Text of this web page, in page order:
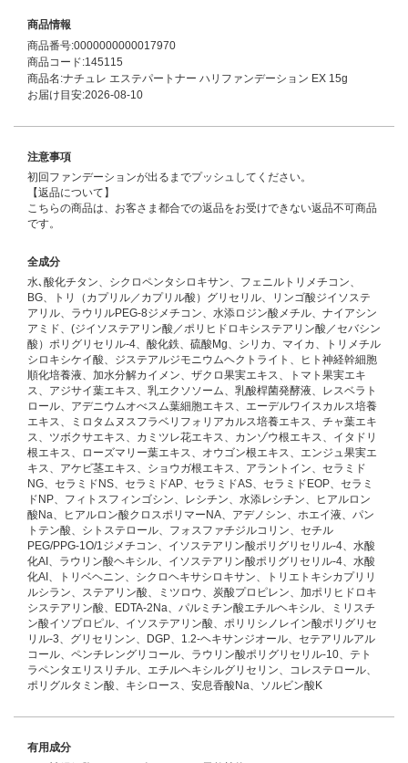
商品情報
商品番号:0000000000017970
商品コード:145115
商品名:ナチュレ エステパートナー ハリファンデーション EX 15g
お届け目安:2026-08-10
注意事項
初回ファンデーションが出るまでプッシュしてください。
【返品について】
こちらの商品は、お客さま都合での返品をお受けできない返品不可商品
です。
全成分
水､酸化チタン、シクロペンタシロキサン、フェニルトリメチコン、
BG、トリ（カプリル／カプリル酸）グリセリル、リンゴ酸ジイソステ
アリル、ラウリルPEG-8ジメチコン、水添ロジン酸メチル、ナイアシン
アミド、(ジイソステアリン酸／ポリヒドロキシステアリン酸／セバシン
酸）ポリグリセリル-4、酸化鉄、硫酸Mg、シリカ、マイカ、トリメチル
シロキシケイ酸、ジステアルジモニウムヘクトライト、ヒト神経幹細胞
順化培養液、加水分解カイメン、ザクロ果実エキス、トマト果実エキ
ス、アジサイ葉エキス、乳エクソソーム、乳酸桿菌発酵液、レスベラト
ロール、アデニウムオべスム葉細胞エキス、エーデルワイスカルス培養
エキス、ミロタムヌスフラベリフォリアカルス培養エキス、チャ葉エキ
ス、ツボクサエキス、カミツレ花エキス、カンゾウ根エキス、イタドリ
根エキス、ローズマリー葉エキス、オウゴン根エキス、エンジュ果実エ
キス、アケビ茎エキス、ショウガ根エキス、アラントイン、セラミド
NG、セラミドNS、セラミドAP、セラミドAS、セラミドEOP、セラミ
ドNP、フィトスフィンゴシン、レシチン、水添レシチン、ヒアルロン
酸Na、ヒアルロン酸クロスポリマーNA、アデノシン、ホエイ液、パン
トテン酸、シトステロール、フォスファチジルコリン、セチル
PEG/PPG-1O/1ジメチコン、イソステアリン酸ポリグリセリル-4、水酸
化AI、ラウリン酸ヘキシル、イソステアリン酸ポリグリセリル-4、水酸
化AI、トリベヘニン、シクロヘキサシロキサン、トリエトキシカプリリ
ルシラン、ステアリン酸、ミツロウ、炭酸プロピレン、加ポリヒドロキ
システアリン酸、EDTA-2Na、パルミチン酸エチルヘキシル、ミリスチ
ン酸イソプロピル、イソステアリン酸、ポリリシノレイン酸ポリグリセ
リル-3、グリセリンン、DGP、1.2-ヘキサンジオール、セテアリルアル
コール、ペンチレングリコール、ラウリン酸ポリグリセリル-10、テト
ラペンタエリスリチル、エチルヘキシルグリセリン、コレステロール、
ポリグルタミン酸、キシロース、安息香酸Na、ソルビン酸K
有用成分